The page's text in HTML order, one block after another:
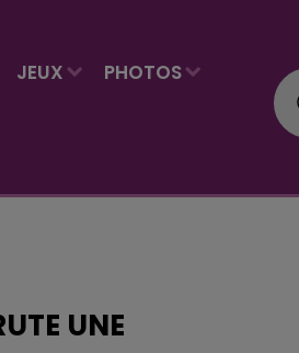
JEUX PHOTOS
UNE